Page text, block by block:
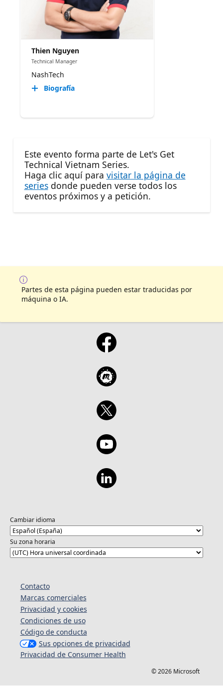
Thien Nguyen
Technical Manager
NashTech
Biografía
Este evento forma parte de Let's Get
Technical Vietnam Series.
Haga clic aquí para visitar la página de
seriesdonde pueden verse todos los
eventos próximos y a petición.
Partes de esta página pueden estar traducidas por
máquina o IA.
Cambiar idioma
Su zona horaria
Contacto
Marcas comerciales
Privacidad y cookies
Condiciones de uso
Código de conducta
Sus opciones de privacidad
Privacidad de Consumer Health
© 2026 Microsoft